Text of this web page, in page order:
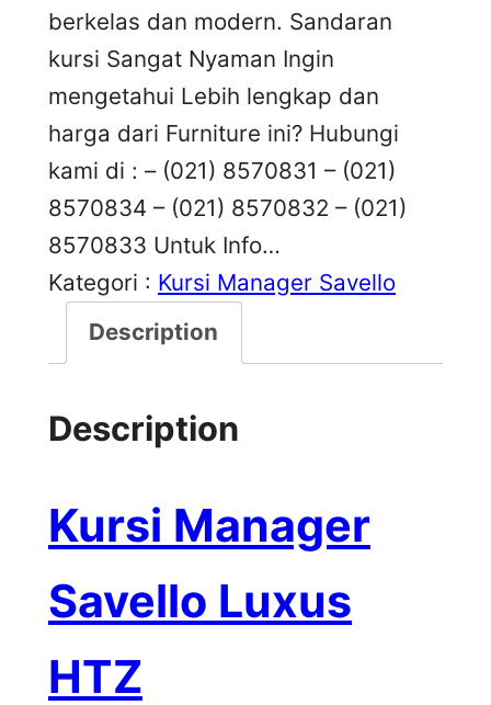
berkelas dan modern. Sandaran
kursi Sangat Nyaman Ingin
mengetahui Lebih lengkap dan
harga dari Furniture ini? Hubungi
kami di : – (021) 8570831 – (021)
8570834 – (021) 8570832 – (021)
8570833 Untuk Info…
Kategori : Kursi Manager Savello
Description
Description
Kursi Manager
Savello Luxus
HTZ